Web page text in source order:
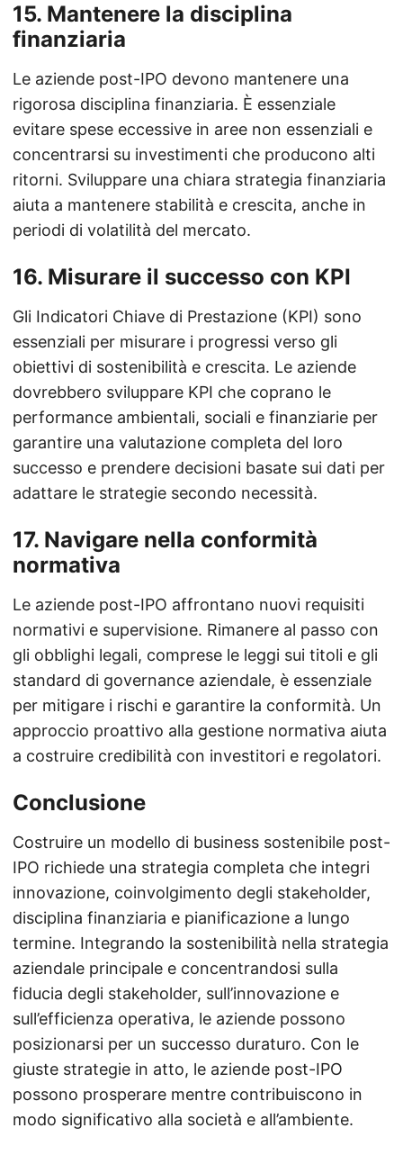
15. Mantenere la disciplina
finanziaria
Le aziende post-IPO devono mantenere una
rigorosa disciplina finanziaria. È essenziale
evitare spese eccessive in aree non essenziali e
concentrarsi su investimenti che producono alti
ritorni. Sviluppare una chiara strategia finanziaria
aiuta a mantenere stabilità e crescita, anche in
periodi di volatilità del mercato.
16. Misurare il successo con KPI
Gli Indicatori Chiave di Prestazione (KPI) sono
essenziali per misurare i progressi verso gli
obiettivi di sostenibilità e crescita. Le aziende
dovrebbero sviluppare KPI che coprano le
performance ambientali, sociali e finanziarie per
garantire una valutazione completa del loro
successo e prendere decisioni basate sui dati per
adattare le strategie secondo necessità.
17. Navigare nella conformità
normativa
Le aziende post-IPO affrontano nuovi requisiti
normativi e supervisione. Rimanere al passo con
gli obblighi legali, comprese le leggi sui titoli e gli
standard di governance aziendale, è essenziale
per mitigare i rischi e garantire la conformità. Un
approccio proattivo alla gestione normativa aiuta
a costruire credibilità con investitori e regolatori.
Conclusione
Costruire un modello di business sostenibile post-
IPO richiede una strategia completa che integri
innovazione, coinvolgimento degli stakeholder,
disciplina finanziaria e pianificazione a lungo
termine. Integrando la sostenibilità nella strategia
aziendale principale e concentrandosi sulla
fiducia degli stakeholder, sull’innovazione e
sull’efficienza operativa, le aziende possono
posizionarsi per un successo duraturo. Con le
giuste strategie in atto, le aziende post-IPO
possono prosperare mentre contribuiscono in
modo significativo alla società e all’ambiente.